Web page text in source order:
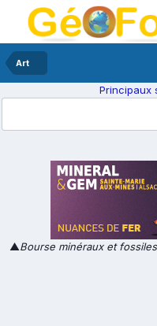
Art
Principaux
▲Bourse minéraux et